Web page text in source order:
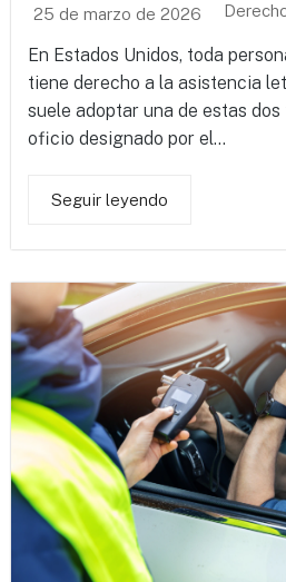
25 de marzo de 2026
En Estados Unidos, toda
tiene derecho a la asistencia
suele adoptar una de estas
oficio designado por el...
Seguir leyendo